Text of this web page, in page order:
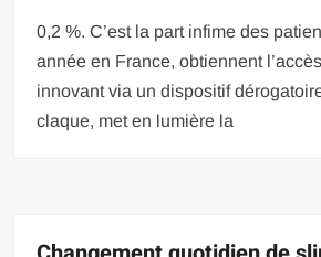
0,2 %. C’est la part infime des
année en France, obtiennent
innovant via un dispositif
claque, met en lumière la